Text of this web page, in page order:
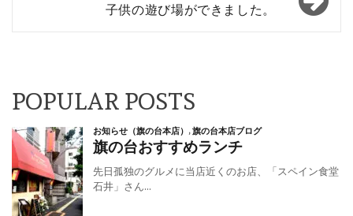
シ
ョ
ン
子供の遊び場ができました。
POPULAR POSTS